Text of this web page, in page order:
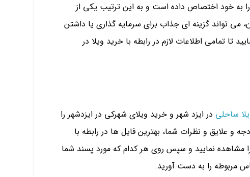
به خود اختصاص داده است و به این ترتیب یکی از
می‌ تواند گزینه‌ ای جذاب برای سرمایه‌ گذاری یا داشتن
تا تمامی اطلاعات لازم در رابطه با خرید ویلا در
ساحلی در ایزد شهر و خرید ویلای شهرکی در ایزدشهر را
املاک با توجه به بودجه و علایق و نظرات شما، بهترین فایل ها در رابطه با
را مشاهده نمایید و سپس روی هر کدام که مورد پسند شما
مربوطه را به دست آورید.